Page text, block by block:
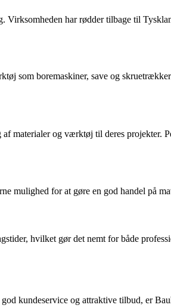
har rødder tilbage til
som boremaskiner, save og
materialer og værktøj til deres projekter.
mulighed for at gøre en god handel på
hvilket gør det nemt for både
kundeservice og attraktive tilbud, er